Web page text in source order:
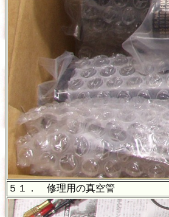
５１． 修理用の真空管